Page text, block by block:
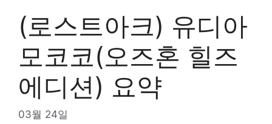
(로스트아크) 유디아
모코코(오즈혼 힐즈
에디션) 요약
03월 24일